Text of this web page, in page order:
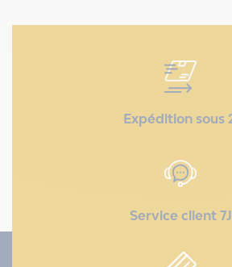
Expédition sous
Service client